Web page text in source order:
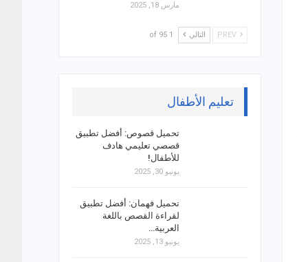
مارس 18, 2025
التالي 1 of 95
تعليم الأطفال
تحميل قصوص: أفضل تطبيق
قصصي تعليمي هادف
للأطفال!
يونيو 30, 2025
تحميل فهمان: أفضل تطبيق
لقراءة القصص باللغة
العربية…
يونيو 13, 2025